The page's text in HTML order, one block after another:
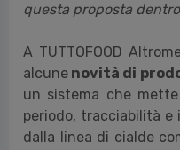
questa proposta
A TUTTOFOOD
alcune novità di
un sistema che
periodo, tracciabilità e
dalla linea di cialde